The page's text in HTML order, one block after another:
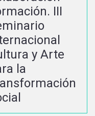
III
y Arte
la